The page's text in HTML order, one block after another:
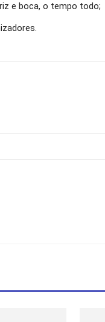
e boca, o tempo todo;